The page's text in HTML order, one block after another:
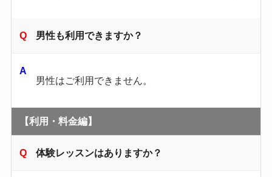
男性も利用できますか？
男性はご利用できません。
【利用・料金編】
体験レッスンはありますか？